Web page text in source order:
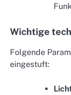
Wichtige
Folgende
eingestuft: